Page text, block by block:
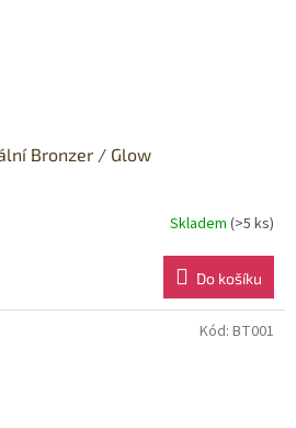
Bronzer / Glow
Skladem (>5 ks)
Do košíku
Kód: BT001